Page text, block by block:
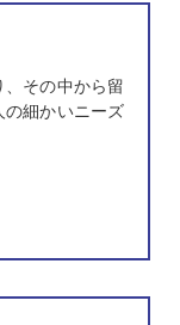
その中から留
の細かいニーズ